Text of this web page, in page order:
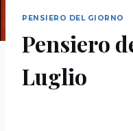
PENSIERO DEL GIORNO
Pensiero
Luglio